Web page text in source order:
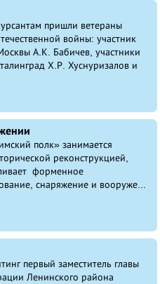
пришли ветераны
войны: участник
А.К. Бабичев, участники
Х.Р. Хуснуризалов и
полк» занимается
реконструкцией,
форменное
снаряжение и вооруже...
первый заместитель главы
Ленинского района